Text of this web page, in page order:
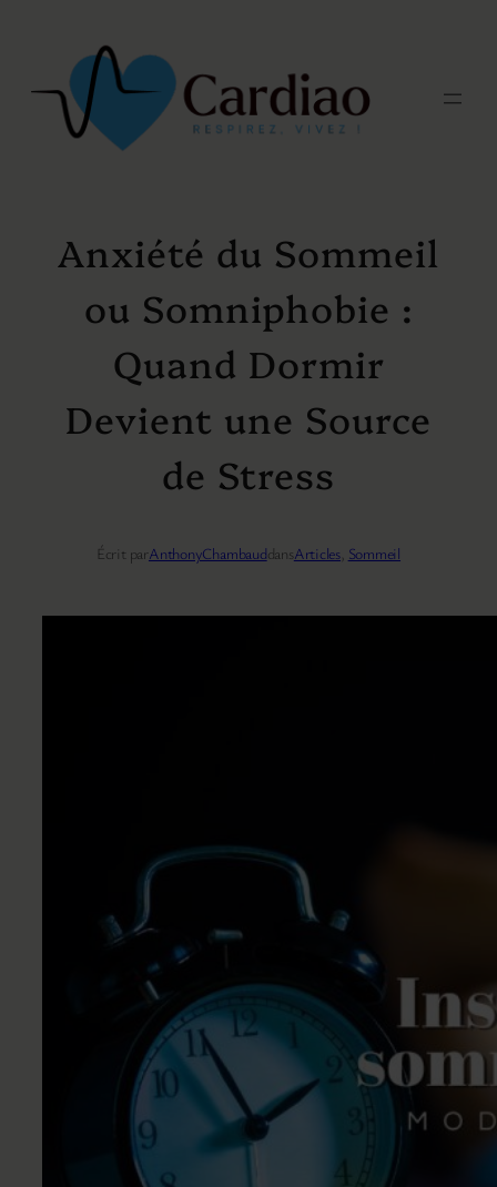
contenu
Anxiété du Sommeil
ou Somniphobie :
Quand Dormir
Devient une Source
de Stress
Écrit parAnthonyChambauddansArticles Sommeil